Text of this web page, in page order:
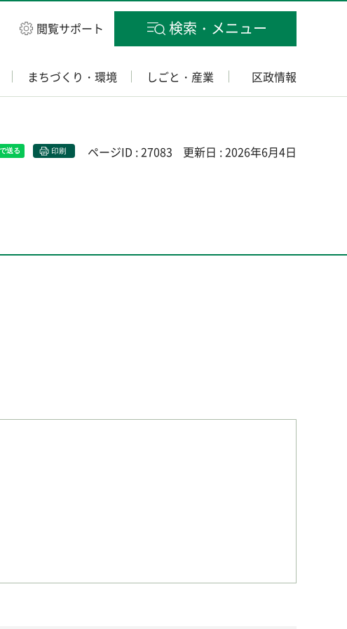
閲覧サポート 検索・メニュー
まちづくり・環境 しごと・産業 区政情報
印刷 ページID : 27083 更新日 : 2026年6月4日